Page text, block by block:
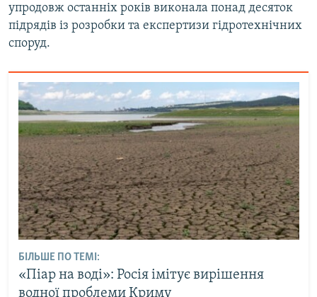
упродовж останніх років виконала понад десяток
підрядів із розробки та експертизи гідротехнічних
споруд.
БІЛЬШЕ ПО ТЕМІ:
«Піар на воді»: Росія імітує вирішення
водної проблеми Криму